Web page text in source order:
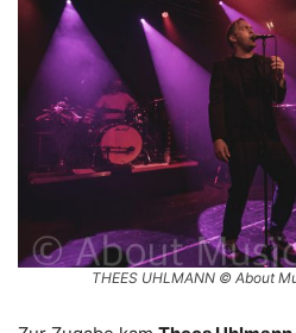
THEES UHLMANN © About